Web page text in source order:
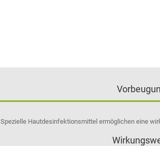
Spezielle Hautdesinfektionsmittel ermöglichen eine